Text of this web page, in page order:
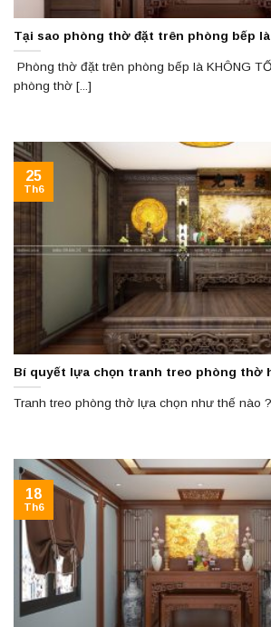
Tại sao phòng thờ đặt trên phòng bếp là
Phòng thờ đặt trên phòng bếp là KHÔNG
phòng thờ [...]
Bí quyết lựa chọn tranh treo phòng thờ
Tranh treo phòng thờ lựa chọn như thế nào
25
Th6
18
Th6